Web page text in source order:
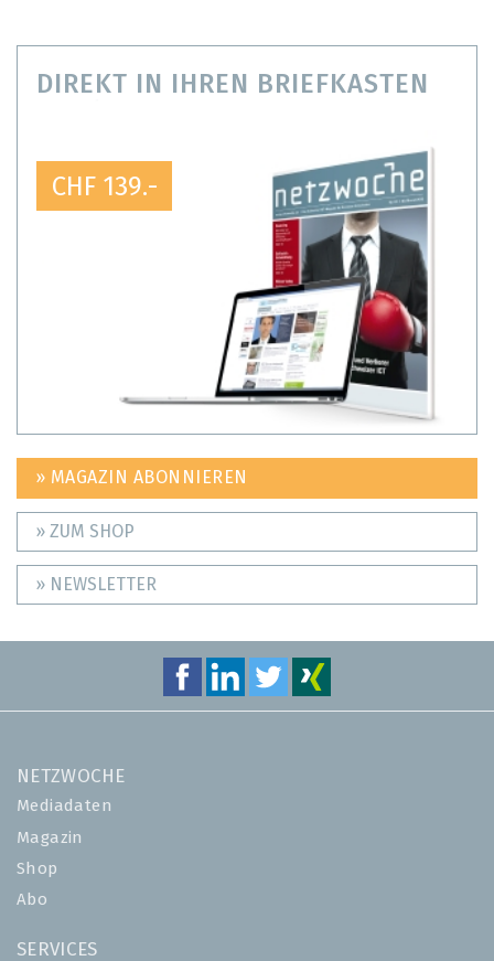
DIREKT IN IHREN BRIEFKASTEN
CHF 139.-
» MAGAZIN ABONNIEREN
» ZUM SHOP
» NEWSLETTER
NETZWOCHE
Mediadaten
Magazin
Shop
Abo
SERVICES